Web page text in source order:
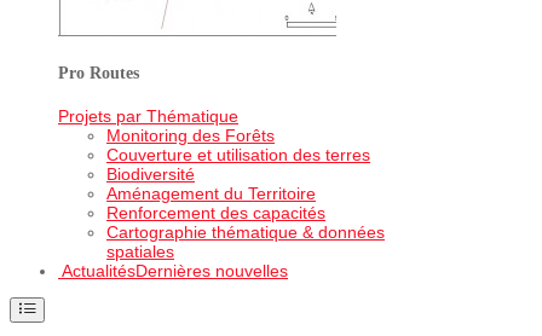
Pro Routes
Projets par Thématique
Monitoring des Forêts
Couverture et utilisation des terres
Biodiversité
Aménagement du Territoire
Renforcement des capacités
Cartographie thématique & données
spatiales
ActualitésDernières nouvelles